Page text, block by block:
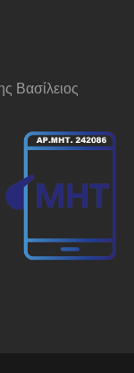
Βασίλειος